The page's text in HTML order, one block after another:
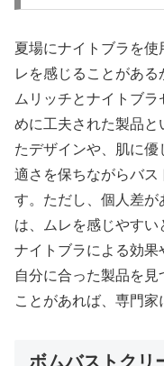
夏場にナイトブラを
レを感じることがあ
ムリッチとナイトブ
めに工夫された製品
たデザインや、肌に
適さを保ちながらバス
す。ただし、個人差が
は、ムレを感じやすい
ナイトブラによる効果
自分に合った製品を
ことがあれば、専門家
ボムバストクリ